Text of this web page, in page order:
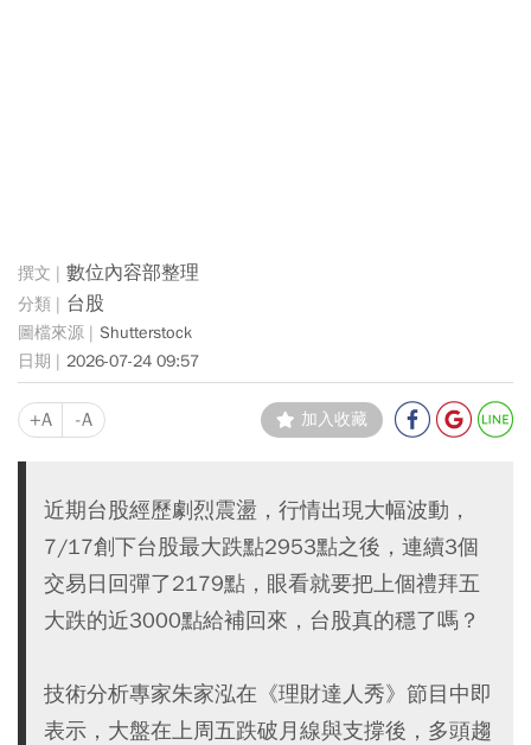
數位內容部整理
台股
Shutterstock
2026-07-24 09:57
+A -A 加入收藏
近期台股經歷劇烈震盪，行情出現大幅波動，
7/17創下台股最大跌點2953點之後，連續3個
交易日回彈了2179點，眼看就要把上個禮拜五
大跌的近3000點給補回來，台股真的穩了嗎？
技術分析專家朱家泓在《理財達人秀》節目中即
表示，大盤在上周五跌破月線與支撐後，多頭趨